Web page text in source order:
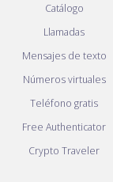
Catálogo
Llamadas
Mensajes de texto
Números virtuales
Teléfono gratis
Free Authenticator
Crypto Traveler